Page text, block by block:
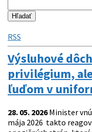
RSS
Výsluhové
privilégium,
ľuďom v
28. 05. 2026Minister
mája 2026 takto